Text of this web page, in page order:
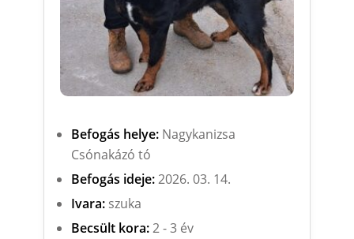
Befogás helye:Nagykanizsa
Csónakázó tó
Befogás ideje:2026. 03. 14.
Ivara:szuka
Becsült kora:2 - 3 év